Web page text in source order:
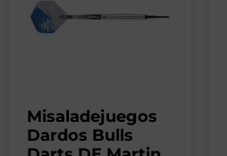
Misaladejuegos
Dardos Bulls